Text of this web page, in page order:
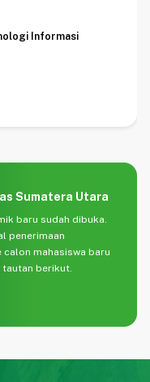
Informasi
Sumatera Utara
baru sudah dibuka.
penerimaan
mahasiswa baru
berikut.